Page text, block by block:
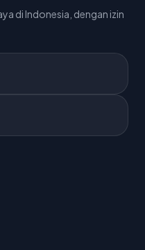
di Indonesia, dengan izin